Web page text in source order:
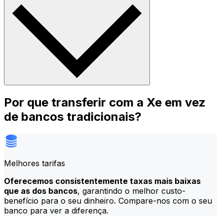
Por que transferir com a Xe em vez
de bancos tradicionais?
Melhores tarifas
Oferecemos consistentemente taxas mais baixas
que as dos bancos, garantindo o melhor custo-
benefício para o seu dinheiro. Compare-nos com o seu
banco para ver a diferença.